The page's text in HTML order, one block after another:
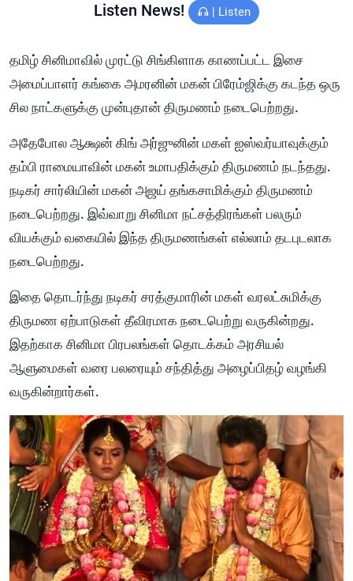
Listen News! | Listen
தமிழ் சினிமாவில் முரட்டு சிங்கிளாக காணப்பட்ட இசை
அமைப்பாளர் கங்கை அமரனின் மகன் பிரேம்ஜிக்கு கடந்த ஒரு
சில நாட்களுக்கு முன்புதான் திருமணம் நடைபெற்றது.
அதேபோல ஆக்ஷன் கிங் அர்ஜுனின் மகள் ஐஸ்வர்யாவுக்கும்
தம்பி ராமையாவின் மகன் உமாபதிக்கும் திருமணம் நடந்தது.
நடிகர் சார்லியின் மகன் அஜய் தங்கசாமிக்கும் திருமணம்
நடைபெற்றது. இவ்வாறு சினிமா நட்சத்திரங்கள் பலரும்
வியக்கும் வகையில் இந்த திருமணங்கள் எல்லாம் தடபுடலாக
நடைபெற்றது.
இதை தொடர்ந்து நடிகர் சரத்குமாரின் மகள் வரலட்சுமிக்கு
திருமண ஏற்பாடுகள் தீவிரமாக நடைபெற்று வருகின்றது.
இதற்காக சினிமா பிரபலங்கள் தொடக்கம் அரசியல்
ஆளுமைகள் வரை பலரையும் சந்தித்து அழைப்பிதழ் வழங்கி
வருகின்றார்கள்.